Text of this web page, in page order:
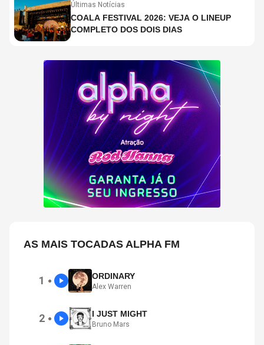
Últimas Notícias
COALA FESTIVAL 2026: VEJA O LINEUP
COMPLETO DOS DOIS DIAS
AS MAIS TOCADAS ALPHA FM
1 ● ORDINARY
Alex Warren
2 ● I JUST MIGHT
Bruno Mars